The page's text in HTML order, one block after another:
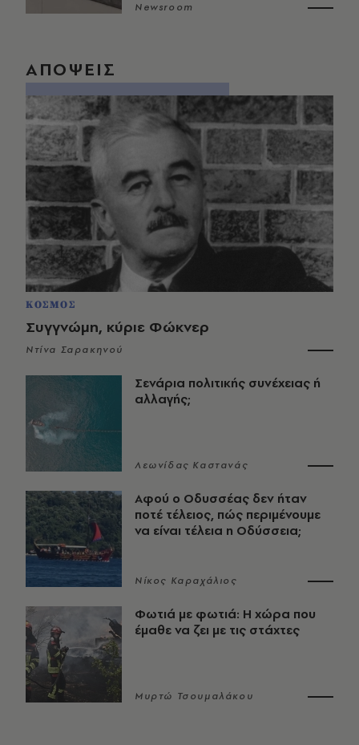
Newsroom
ΑΠΟΨΕΙΣ
ΚΟΣΜΟΣ
Συγγνώμη, κύριε Φώκνερ
Ντίνα Σαρακηνού
Σενάρια πολιτικής συνέχειας ή
αλλαγής;
Λεωνίδας Καστανάς
Αφού ο Οδυσσέας δεν ήταν
ποτέ τέλειος, πώς περιμένουμε
να είναι τέλεια η Οδύσσεια;
Νίκος Καραχάλιος
Φωτιά με φωτιά: Η χώρα που
έμαθε να ζει με τις στάχτες
Μυρτώ Τσουμαλάκου